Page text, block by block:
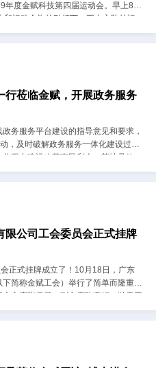
年度金赋科技第四届运动会。早上8：
运动会旗的引领下，五大方阵的运
行莅临金赋，开展政务服务
务服务平台建设的指导意见和要求，
，及时破解政务服务一体化建设过程
平台建设改革惠民利企、落地见效，
...
限公司工会委员会正式挂牌
正式挂牌成立了！10月18日，广东
简称金赋工会）举行了简单而隆重的
主席张雪琴，副主席陈燕娟，瀚天工